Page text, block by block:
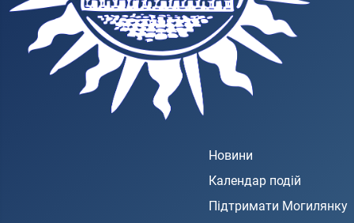
Новини
Календар подій
Підтримати Могилянку